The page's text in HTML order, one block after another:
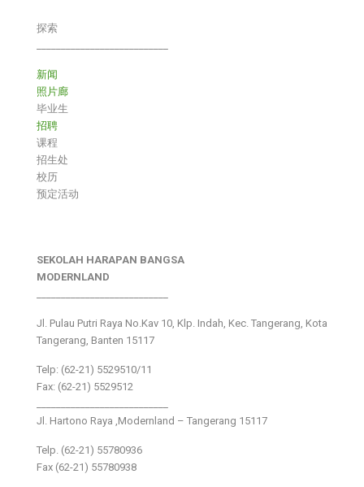
探索
新闻
照片廊
毕业生
招聘
课程
招生处
校历
预定活动
SEKOLAH HARAPAN BANGSA
MODERNLAND
Jl. Pulau Putri Raya No.Kav 10, Klp. Indah, Kec. Tangerang, Kota
Tangerang, Banten 15117
Telp: (62-21) 5529510/11
Fax: (62-21) 5529512
Jl. Hartono Raya ,Modernland – Tangerang 15117
Telp. (62-21) 55780936
Fax (62-21) 55780938